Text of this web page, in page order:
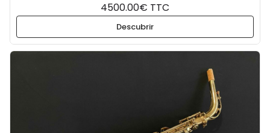
4500.00€ TTC
Descubrir